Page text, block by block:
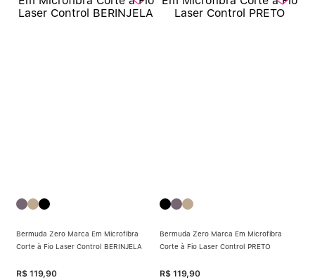
Bermuda Zero Marca Em Microfibra
Corte à Fio Laser Control BERINJELA
R$ 119,90
Bermuda Zero Marca Em Microfibra
Corte à Fio Laser Control PRETO
R$ 119,90